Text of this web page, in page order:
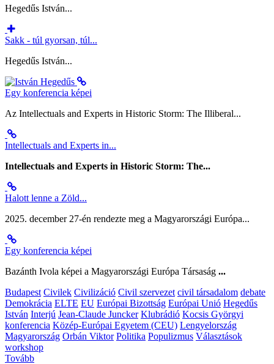
Hegedűs István...
Sakk - túl gyorsan, túl...
Hegedűs István...
Egy konferencia képei
Az Intellectuals and Experts in Historic Storm: The Illiberal...
Intellectuals and Experts in...
Intellectuals and Experts in Historic Storm: The...
Halott lenne a Zöld...
2025. december 27-én rendezte meg a Magyarországi Európa...
Egy konferencia képei
Bazánth Ivola képei a Magyarországi Európa Társaság ...
Budapest Civilek Civilizáció Civil szervezet civil társadalom debate
Demokrácia ELTE EU Európai Bizottság Európai Unió Hegedűs
István Interjú Jean-Claude Juncker Klubrádió Kocsis Györgyi
konferencia Közép-Európai Egyetem (CEU) Lengyelország
Magyarország Orbán Viktor Politika Populizmus Választások
workshop
Tovább